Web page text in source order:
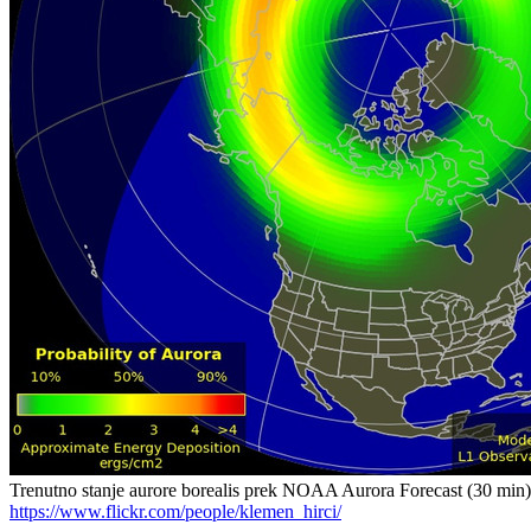
Trenutno stanje aurore borealis prek NOAA Aurora Forecast (30
https://www.flickr.com/people/klemen_hirci/